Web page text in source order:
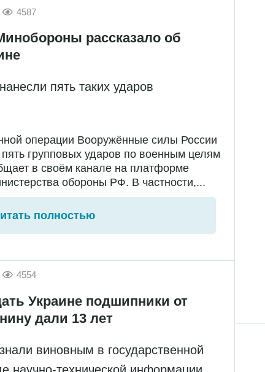
4587
рассказало об
пять таких ударов
операции Вооружённые силы России
групповых ударов по военным целям
в своём канале на платформе
обороны РФ. В частности,...
полностью
4554
Украине подшипники от
дали 13 лет
виновным в государственной
научно-технической информации